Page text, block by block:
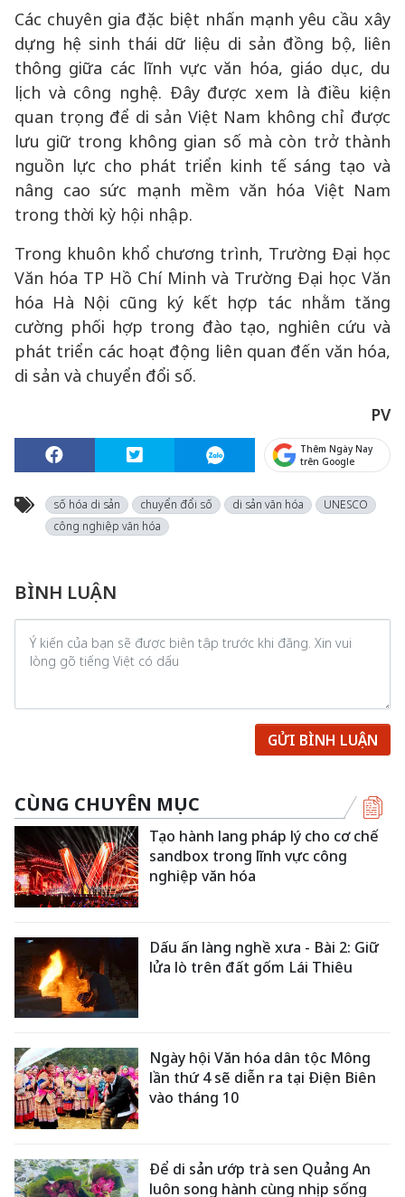
Các chuyên gia đặc biệt nhấn mạnh yêu cầu xây
dựng hệ sinh thái dữ liệu di sản đồng bộ, liên
thông giữa các lĩnh vực văn hóa, giáo dục, du
lịch và công nghệ. Đây được xem là điều kiện
quan trọng để di sản Việt Nam không chỉ được
lưu giữ trong không gian số mà còn trở thành
nguồn lực cho phát triển kinh tế sáng tạo và
nâng cao sức mạnh mềm văn hóa Việt Nam
trong thời kỳ hội nhập.
Trong khuôn khổ chương trình, Trường Đại học
Văn hóa TP Hồ Chí Minh và Trường Đại học Văn
hóa Hà Nội cũng ký kết hợp tác nhằm tăng
cường phối hợp trong đào tạo, nghiên cứu và
phát triển các hoạt động liên quan đến văn hóa,
di sản và chuyển đổi số.
PV
Thêm Ngày Nay
trên Google
số hóa di sản chuyển đổi số di sản văn hóa
UNESCO
công nghiệp văn hóa
BÌNH LUẬN
GỬI BÌNH LUẬN
CÙNG CHUYÊN MỤC
Tạo hành lang pháp lý cho cơ chế
sandbox trong lĩnh vực công
nghiệp văn hóa
Dấu ấn làng nghề xưa - Bài 2: Giữ
lửa lò trên đất gốm Lái Thiêu
Ngày hội Văn hóa dân tộc Mông
lần thứ 4 sẽ diễn ra tại Điện Biên
vào tháng 10
Để di sản ướp trà sen Quảng An
luôn song hành cùng nhịp sống